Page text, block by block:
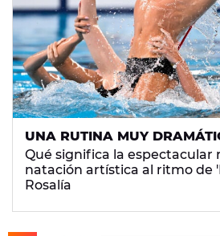
UNA RUTINA MUY
Qué significa la espectacular
natación artística al ritmo de
Rosalía